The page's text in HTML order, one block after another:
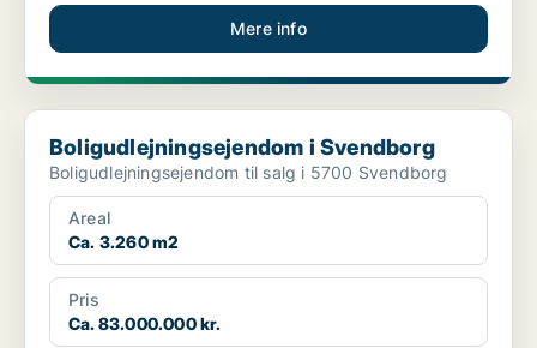
Mere info
Boligudlejningsejendom i Svendborg
Boligudlejningsejendom i Svendborg
Boligudlejningsejendom til salg i 5700 Svendborg
Areal
Ca. 3.260 m2
Pris
Ca. 83.000.000 kr.